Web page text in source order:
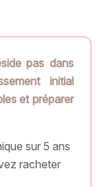
pas dans
initial
et préparer
sur 5 ans
racheter